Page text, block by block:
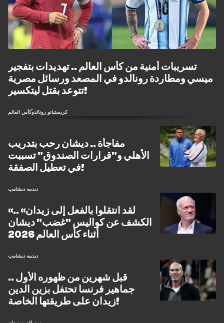
تسريبات أمنية من كأس العالم .. تهديدات بتفجير
ميسي ومطاردة رونالدو في المصعد ورسائل مصرية
تتوعد بقتل ليتكسير!
كأس العالمكريستيانو رونالدو
مفاجأة .. ديشان رحب بتدريب
الأهلي و"قرارات الصندوق" تسببت
في تعطيل الصفقة!
ديدييه ديشامب
«لقد انتقلوا بالفعل إلى زيدان» ..
الكشف عن كواليس "غضب" ديشان
أثناء كأس العالم 2026
ديدييه ديشامب
قبل شهرين من ظهوره الأول ..
جماهير فرنسا تحتفل بزين الدين
زيدان على طريقتها الخاصة!